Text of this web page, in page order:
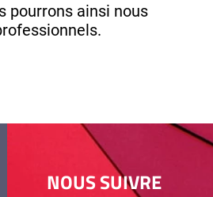
pourrons ainsi nous
NOUS SUIVRE